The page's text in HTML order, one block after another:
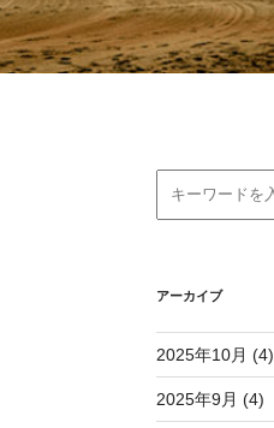
アーカイブ
2025年10月 (4)
2025年9月 (4)